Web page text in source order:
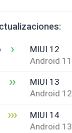
›
MIUI 12
Android 11
››
MIUI 13
Android 12
›››
MIUI 14
Android 13